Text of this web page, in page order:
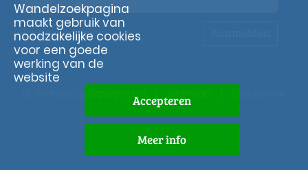
Privacyverklaring
© Wandelzoekpagina.nl
Wandelzoekpagina
maakt gebruik van
noodzakelijke cookies
voor een goede
werking van de
website
Accepteren
Meer info